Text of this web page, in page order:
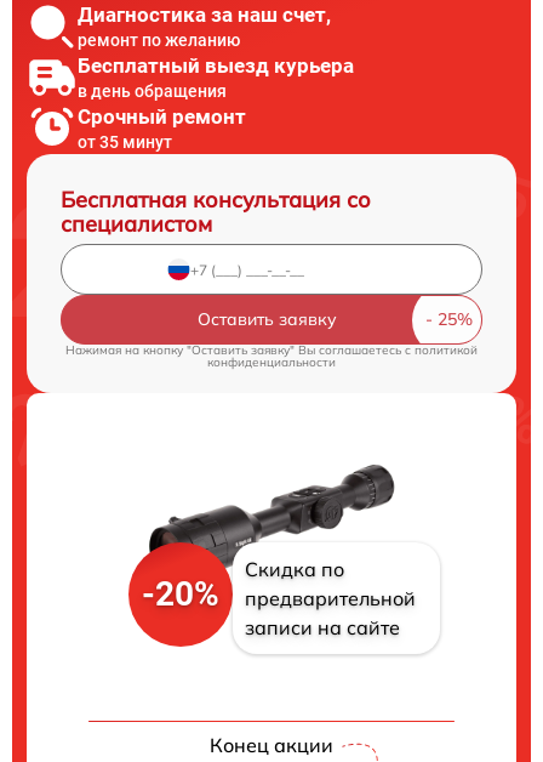
Диагностика за наш счет,
ремонт по желанию
Бесплатный выезд курьера
в день обращения
Срочный ремонт
от 35 минут
Бесплатная консультация со
специалистом
Оставить заявку
Нажимая на кнопку "Оставить заявку" Вы соглашаетесь cполитикой
конфиденциальности
-20%
Скидка по
предварительной
записи на сайте
Конец акции